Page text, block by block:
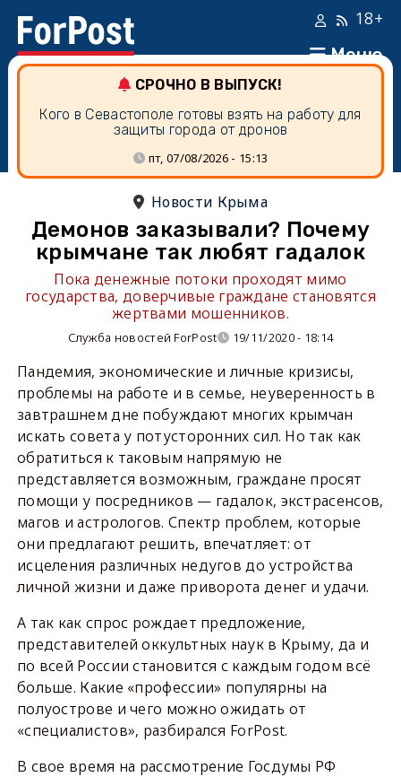
Меню
18+
СРОЧНО В ВЫПУСК!
Кого в Севастополе готовы взять на работу для
защиты города от дронов
пт, 07/08/2026 - 15:13
Новости Крыма
Демонов заказывали? Почему
крымчане так любят гадалок
Пока денежные потоки проходят мимо
государства, доверчивые граждане становятся
жертвами мошенников.
Служба новостей ForPost 19/11/2020 - 18:14
Пандемия, экономические и личные кризисы,
проблемы на работе и в семье, неуверенность в
завтрашнем дне побуждают многих крымчан
искать совета у потусторонних сил. Но так как
обратиться к таковым напрямую не
представляется возможным, граждане просят
помощи у посредников — гадалок, экстрасенсов,
магов и астрологов. Спектр проблем, которые
они предлагают решить, впечатляет: от
исцеления различных недугов до устройства
личной жизни и даже приворота денег и удачи.
А так как спрос рождает предложение,
представителей оккультных наук в Крыму, да и
по всей России становится с каждым годом всё
больше. Какие «профессии» популярны на
полуострове и чего можно ожидать от
«специалистов», разбирался ForPost.
В свое время на рассмотрение Госдумы РФ